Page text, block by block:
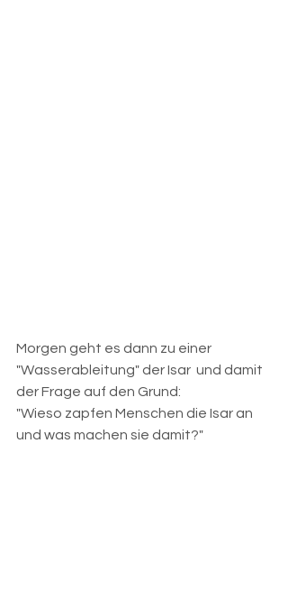
Morgen geht es dann zu einer
"Wasserableitung" der Isar  und damit
der Frage auf den Grund:
"Wieso zapfen Menschen die Isar an
und was machen sie damit?"